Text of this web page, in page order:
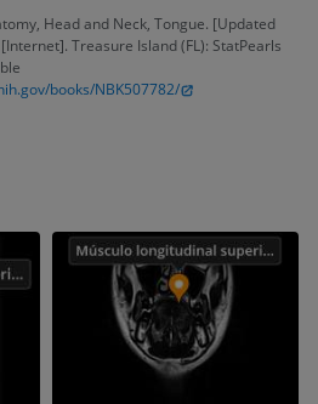
Head and Neck, Tongue. [Updated
Treasure Island (FL): StatPearls
books/NBK507782/